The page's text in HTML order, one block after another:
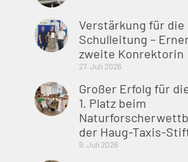
Verstärkung für die
Schulleitung –
zweite Konrektorin
27. Juli 2026
Großer Erfolg für
1. Platz beim
der Haug-Taxis-
9. Juli 2026